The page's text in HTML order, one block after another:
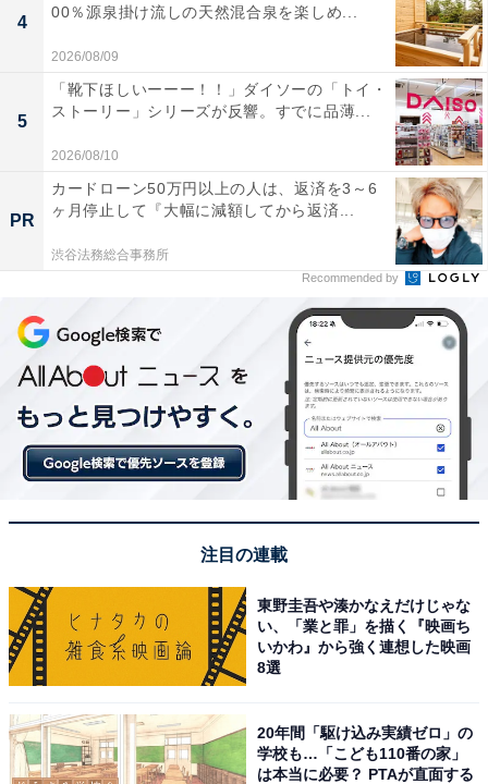
4
00％源泉掛け流しの天然混合泉を楽しめ...
2026/08/09
5
「靴下ほしいーーー！！」ダイソーの「トイ・
ストーリー」シリーズが反響。すでに品薄...
2026/08/10
PR
カードローン50万円以上の人は、返済を3～6
ヶ月停止して『大幅に減額してから返済...
渋谷法務総合事務所
Recommended by
注目の連載
東野圭吾や湊かなえだけじゃな
い、「業と罪」を描く『映画ち
いかわ』から強く連想した映画
8選
20年間「駆け込み実績ゼロ」の
学校も…「こども110番の家」
は本当に必要？ PTAが直面する